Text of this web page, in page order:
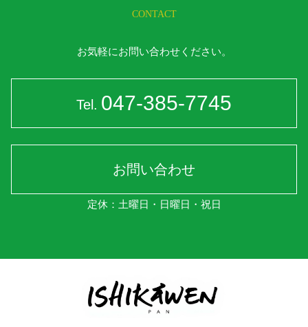
CONTACT
お気軽にお問い合わせください。
Tel. 047-385-7745
お問い合わせ
定休：土曜日・日曜日・祝日